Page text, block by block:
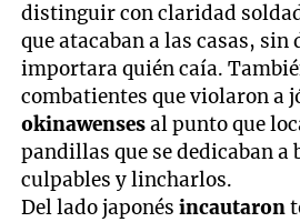
distinguir con claridad
que atacaban a las casas,
importara quién caía.
combatientes que violaron a
okinawensesal punto que
pandillas que se dedicaban a
culpables y lincharlos.
Del lado japonésincautaron